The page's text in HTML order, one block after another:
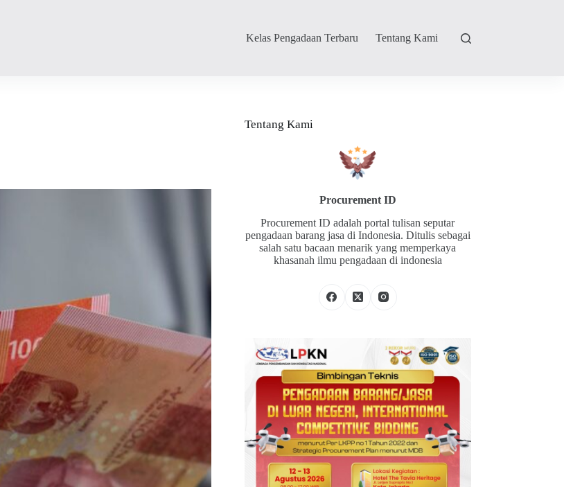
Kelas Pengadaan Terbaru Tentang Kami
Tentang Kami
Procurement ID
Procurement ID adalah portal tulisan seputar
pengadaan barang jasa di Indonesia. Ditulis sebagai
salah satu bacaan menarik yang memperkaya
khasanah ilmu pengadaan di indonesia